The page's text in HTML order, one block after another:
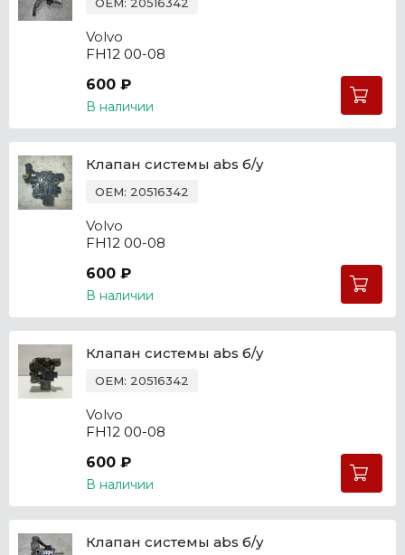
Volvo
FH12 00-08
600 ₽
В наличии
Клапан системы abs б/у
OEM: 20516342
Volvo
FH12 00-08
600 ₽
В наличии
Клапан системы abs б/у
OEM: 20516342
Volvo
FH12 00-08
600 ₽
В наличии
Клапан системы abs б/у